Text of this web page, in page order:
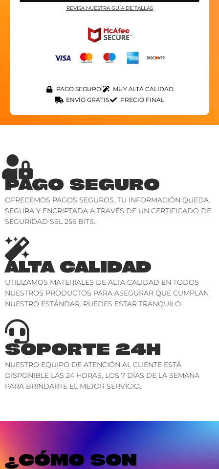
REVISA NUESTRA GUÍA DE TALLAS
PAGO SEGURO
MUY ALTA CALIDAD
ENVÍO GRATIS
PRECIO FINAL
PAGO SEGURO
OFRECEMOS PAGOS SEGUROS. TU INFORMACIÓN QUEDA
SEGURA Y ENCRIPTADA A TRAVÉS DE UN CERTIFICADO DE
SEGURIDAD SSL 256 BITS.
ALTA CALIDAD
UTILIZAMOS MATERIALES DE ALTA CALIDAD EN TODOS
NUESTROS PRODUCTOS PARA ASEGURAR QUE CUMPLAN
NUESTRO ESTÁNDAR. PUEDES ESTAR TRANQUILO.
SOPORTE 24H
NUESTRO EQUIPO DE ATENCIÓN AL CLIENTE ESTÁ
DISPONIBLE LAS 24 HORAS, LOS 7 DÍAS DE LA SEMANA
PARA BRINDARTE EL MEJOR SERVICIO.
¿CÓMO SON